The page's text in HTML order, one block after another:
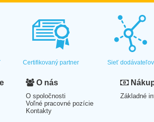
Certifikovaný partner Sieť dodávateľov
O nás
O spoločnosti
Voľné pracovné pozície
Kontakty
Základné